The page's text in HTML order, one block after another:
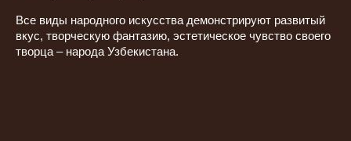
Все виды народного искусства демонстрируют развитый
вкус, творческую фантазию, эстетическое чувство своего
творца – народа Узбекистана.